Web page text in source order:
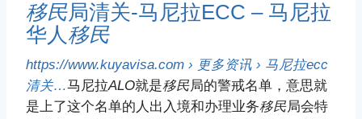
移民局清关-马尼拉ECC – 马尼拉
华人 移民
https://www.kuyavisa.com › 更多资讯 › 马尼拉ecc
清关…马尼拉ALO就是移民局的警戒名单，意思就
是上了这个名单的人出入境和办理业务移民局会特